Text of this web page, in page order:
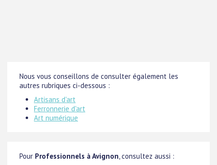
Nous vous conseillons de consulter également les
autres rubriques ci-dessous :
Artisans d'art
Ferronnerie d'art
Art numérique
Pour Professionnels à Avignon, consultez aussi :